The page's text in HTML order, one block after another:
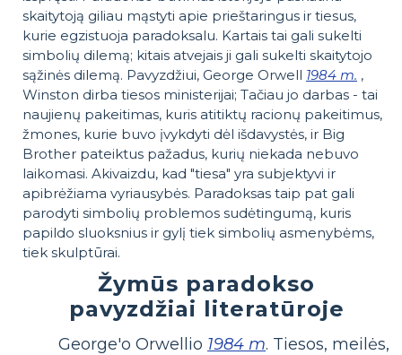
skaitytoją giliau mąstyti apie prieštaringus ir tiesus,
kurie egzistuoja paradoksalu. Kartais tai gali sukelti
simbolių dilemą; kitais atvejais ji gali sukelti skaitytojo
sąžinės dilemą. Pavyzdžiui, George Orwell 1984 m. ,
Winston dirba tiesos ministerijai; Tačiau jo darbas - tai
naujienų pakeitimas, kuris atitiktų racionų pakeitimus,
žmones, kurie buvo įvykdyti dėl išdavystės, ir Big
Brother pateiktus pažadus, kurių niekada nebuvo
laikomasi. Akivaizdu, kad "tiesa" yra subjektyvi ir
apibrėžiama vyriausybės. Paradoksas taip pat gali
parodyti simbolių problemos sudėtingumą, kuris
papildo sluoksnius ir gylį tiek simbolių asmenybėms,
tiek skulptūrai.
Žymūs paradokso
pavyzdžiai literatūroje
George'o Orwellio 1984 m. Tiesos, meilės,